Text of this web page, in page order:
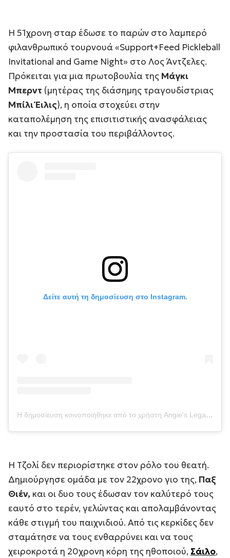
Η 51χρονη σταρ έδωσε το παρών στο λαμπερό
φιλανθρωπικό τουρνουά «Support+Feed Pickleball
Invitational and Game Night» στο Λος Άντζελες.
Πρόκειται για μια πρωτοβουλία της Μάγκι
Μπερντ (μητέρας της διάσημης τραγουδίστριας
Μπίλι Έιλις), η οποία στοχεύει στην
καταπολέμηση της επισιτιστικής ανασφάλειας
και την προστασία του περιβάλλοντος.
Δείτε αυτή τη δημοσίευση στο Instagram.
Η δημοσίευση κοινοποιήθηκε από το χρήστη Angie's Legacy (@thejoliethoughts)
Η Τζολί δεν περιορίστηκε στον ρόλο του θεατή.
Δημιούργησε ομάδα με τον 22χρονο γιο της, Παξ
Θιέν, και οι δυο τους έδωσαν τον καλύτερό τους
εαυτό στο τερέν, γελώντας και απολαμβάνοντας
κάθε στιγμή του παιχνιδιού. Από τις κερκίδες δεν
σταμάτησε να τους ενθαρρύνει και να τους
χειροκροτά η 20χρονη κόρη της ηθοποιού, Σάιλο,